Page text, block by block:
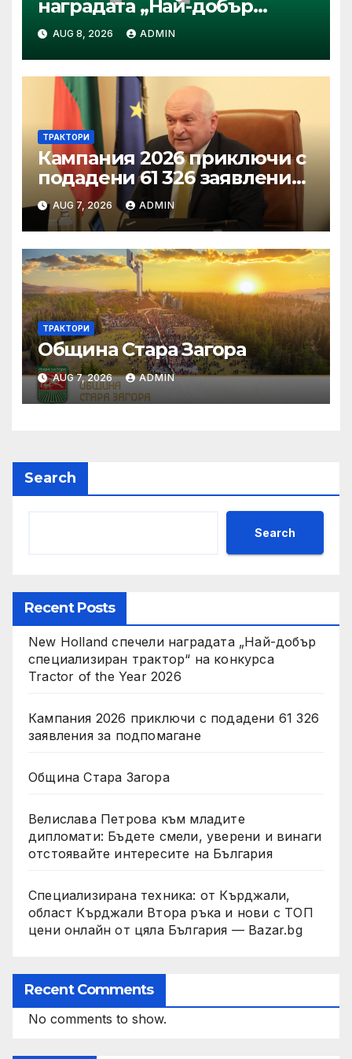
наградата „Най-добър
специализиран трактор“ на
конкурса Tractor of the Year
2026
AUG 8, 2026 ADMIN
ТРАКТОРИ
Кампания 2026 приключи с
подадени 61 326 заявления
за подпомагане
AUG 7, 2026 ADMIN
ТРАКТОРИ
Община Стара Загора
AUG 7, 2026 ADMIN
Search
Search
Recent Posts
New Holland спечели наградата „Най-добър
специализиран трактор“ на конкурса
Tractor of the Year 2026
Кампания 2026 приключи с подадени 61 326
заявления за подпомагане
Община Стара Загора
Велислава Петрова към младите
дипломати: Бъдете смели, уверени и винаги
отстоявайте интересите на България
Специализирана техника: от Кърджали,
област Кърджали Втора ръка и нови с ТОП
цени онлайн от цяла България — Bazar.bg
Recent Comments
No comments to show.